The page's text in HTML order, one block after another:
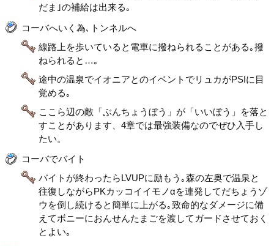
だま｣の補給は出来る｡
コーバへいく為､トンネルへ
線路上を歩いていると電車に撥ねられることがある｡撥
ねられると…｡
途中の温泉でイオニアとのイベントでリュカがPSIに目
覚める｡
ここら辺の敵「ぶんちょうぼう」が「いいぼう」を落と
すことがあります、4章では最強装備なのでぜひ入手し
たい。
コーバでバイト
バイトが終わったらLVUPに励もう｡森の左奥で温泉と
往復しながらPKカッコイイモノαを連発してだちょうゾ
ウを倒し続けると簡単に上がる｡致命的なダメージに備
えてボニーにおんせんたまごを渡してガードさせておく
とよい｡